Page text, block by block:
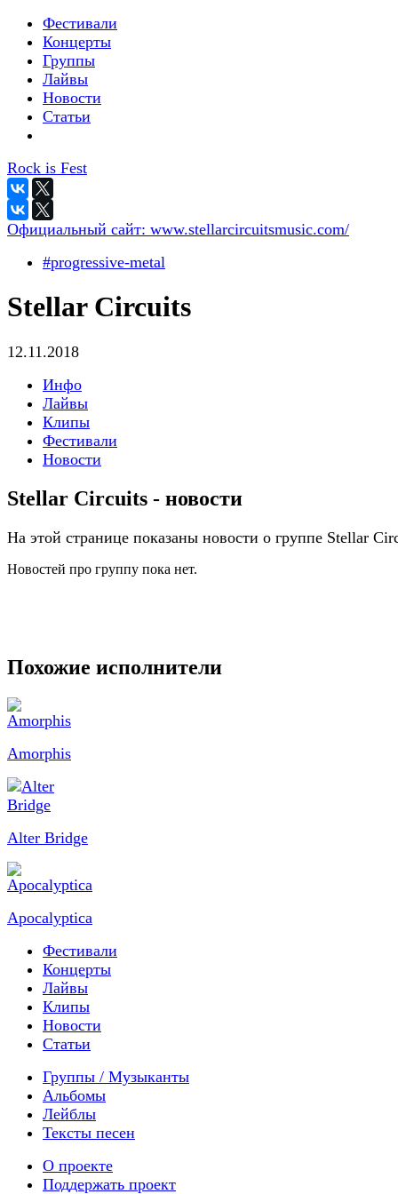
Фестивали
Концерты
Группы
Лайвы
Новости
Статьи
Rock is Fest
Официальный сайт: www.stellarcircuitsmusic.com/
#progressive-metal
Stellar Circuits
12.11.2018
Инфо
Лайвы
Клипы
Фестивали
Новости
Stellar Circuits - новости
На этой странице показаны новости о группе Stellar
Новостей про группу пока нет.
Похожие исполнители
Amorphis
Alter Bridge
Apocalyptica
Фестивали
Концерты
Лайвы
Клипы
Новости
Статьи
Группы / Музыканты
Альбомы
Лейблы
Тексты песен
О проекте
Поддержать проект